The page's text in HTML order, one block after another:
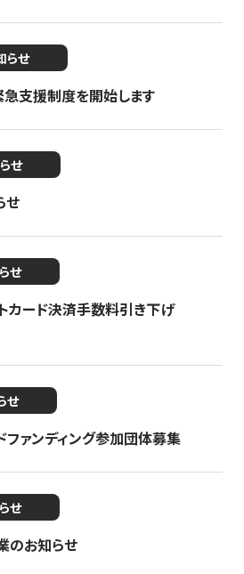
らせ
支援制度を開始します
せ
せ
せ
カード決済手数料引き下げ
せ
ァンディング参加団体募集
せ
のお知らせ